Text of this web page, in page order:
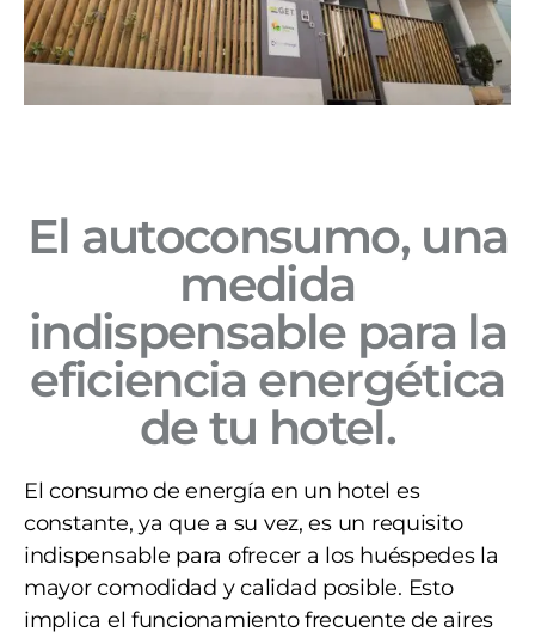
El autoconsumo, una
medida
indispensable para la
eficiencia energética
de tu hotel.
El consumo de energía en un hotel es
constante, ya que a su vez, es un requisito
indispensable para ofrecer a los huéspedes la
mayor comodidad y calidad posible. Esto
implica el funcionamiento frecuente de aires